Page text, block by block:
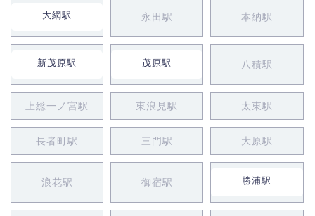
大網駅 永田駅 本納駅
新茂原駅 茂原駅 八積駅
上総一ノ宮駅 東浪見駅 太東駅
長者町駅 三門駅 大原駅
浪花駅 御宿駅 勝浦駅